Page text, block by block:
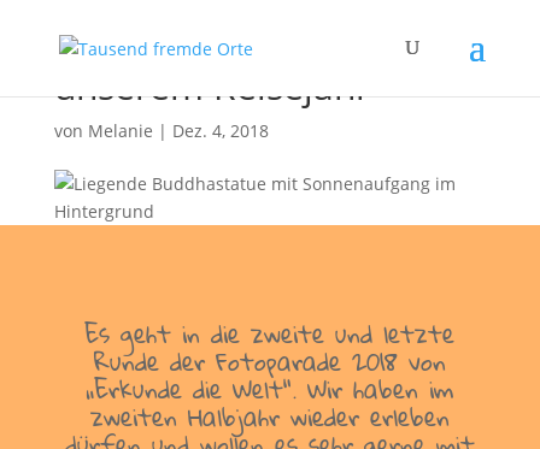
Fotoparade – Teil 2 aus
unserem Reisejahr
von Melanie | Dez. 4, 2018
Es geht in die zweite und letzte
Runde der Fotoparade 2018 von
„Erkunde die Welt“. Wir haben im
zweiten Halbjahr wieder erleben